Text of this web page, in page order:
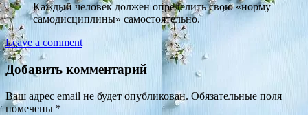
Каждый человек должен определить свою «норму
самодисциплины» самостоятельно.
Leave a comment
Добавить комментарий
Ваш адрес email не будет опубликован. Обязательные поля
помечены *